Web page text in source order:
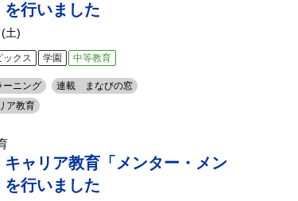
を行いました
土)
ックス 学園 中等教育
ーニング
連載 まなびの窓
ア教育
キャリア教育「メンター・メン
を行いました